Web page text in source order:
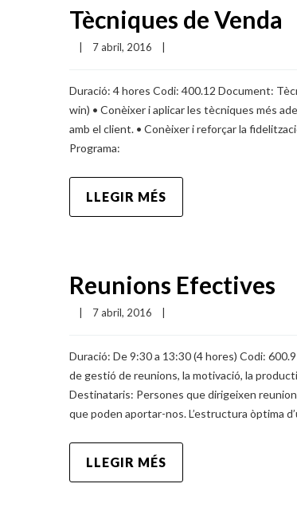
Tècniques de Venda
7 abril, 2016
Duració: 4 hores Codi: 400.12 Document:
win) • Conèixer i aplicar les tècniques més
amb el client. • Conèixer i reforçar la
Programa:
LLEGIR MÉS
Reunions Efectives
7 abril, 2016
Duració: De 9:30 a 13:30 (4 hores) Codi:
de gestió de reunions, la motivació, la
Destinataris: Persones que dirigeixen
que poden aportar-nos. L’estructura òptima
LLEGIR MÉS